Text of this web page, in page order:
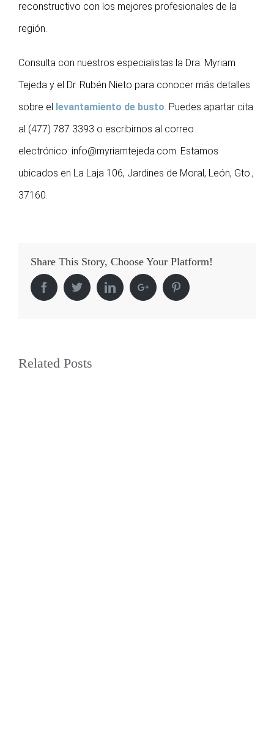
reconstructivo con los mejores profesionales de la
región.
Consulta con nuestros especialistas la Dra. Myriam
Tejeda y el Dr. Rubén Nieto para conocer más detalles
sobre el
levantamiento de busto. Puedes apartar cita
al (477) 787 3393 o escribirnos al correo
electrónico: info@myriamtejeda.com. Estamos
ubicados en La Laja 106, Jardines de Moral, León, Gto.,
37160.
Share This Story, Choose Your Platform!
FacebookTwitterLinkedinGoogle+ Pinterest
Related Posts